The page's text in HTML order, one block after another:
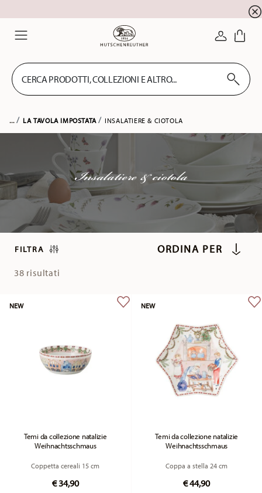
registrazione alla newsletter
ACCEDI
CERCA PRODOTTI, COLLEZIONI E ALTRO...
... LA TAVOLA IMPOSTATA INSALATIERE & CIOTOLA
Insalatiere & ciotola
FILTRA
38 risultati
Temi da collezione natalizie
Weihnachtsschmaus
Coppetta cereali 15 cm
€ 34,90
NEW
Temi da collezione natalizie
Weihnachtsschmaus
Coppa a stella 24 cm
€ 44,90
NEW